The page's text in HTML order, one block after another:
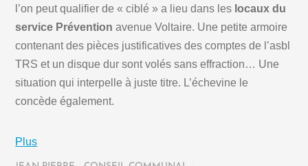
l’on peut qualifier de « ciblé » a lieu dans les locaux du
service Prévention avenue Voltaire. Une petite armoire
contenant des pièces justificatives des comptes de l’asbl
TRS et un disque dur sont volés sans effraction… Une
situation qui interpelle à juste titre. L’échevine le
concède également.
Plus